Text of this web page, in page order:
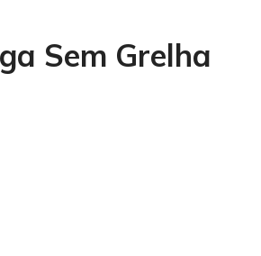
Sem Grelha